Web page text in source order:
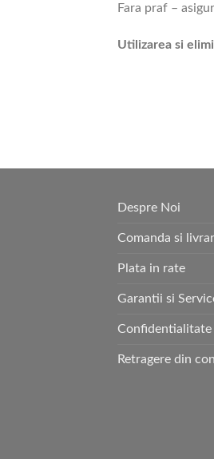
Fara praf –
Utilizarea si
Despre Noi
Comanda si
Plata in rate
Garantii si
Confidentialitate
Retragere din